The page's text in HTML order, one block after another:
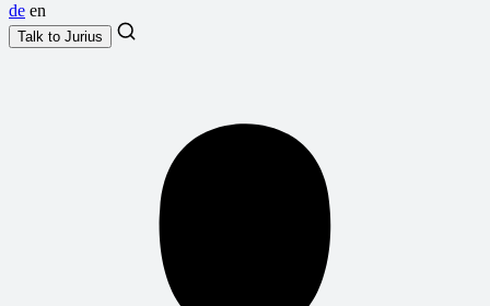
de en
Talk to Jurius